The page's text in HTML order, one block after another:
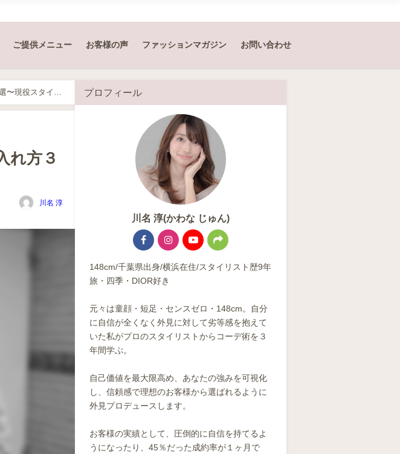
ご提供メニュー お客様の声 ファッションマガジン お問い合わせ
〜現役スタイリ
れ方３
川名 淳
プロフィール
川名 淳(かわな じゅん)
148cm/千葉県出身/横浜在住/スタイリスト歴9年
旅・四季・DIOR好き
元々は童顔・短足・センスゼロ・148cm。自分
に自信が全くなく外見に対して劣等感を抱えて
いた私がプロのスタイリストからコーデ術を３
年間学ぶ。
自己価値を最大限高め、あなたの強みを可視化
し、信頼感で理想のお客様から選ばれるように
外見プロデュースします。
お客様の実績として、圧倒的に自信を持てるよ
うになったり、45％だった成約率が１ヶ月で